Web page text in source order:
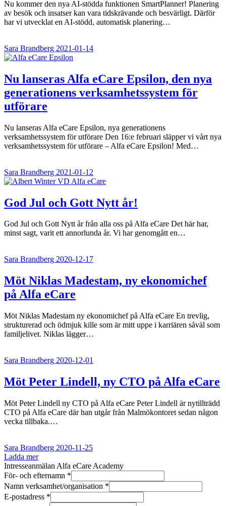
Nu kommer den nya AI-stödda funktionen SmartPlanner! Planering
av besök och insatser kan vara tidskrävande och besvärligt. Därför
har vi utvecklat en AI-stödd, automatisk planering…
Sara Brandberg 2021-01-14
Nu lanseras Alfa eCare Epsilon, den nya
generationens verksamhetssystem för
utförare
Nu lanseras Alfa eCare Epsilon, nya generationens
verksamhetssystem för utförare Den 16:e februari släpper vi vårt nya
verksamhetssystem för utförare – Alfa eCare Epsilon! Med…
Sara Brandberg 2021-01-12
God Jul och Gott Nytt år!
God Jul och Gott Nytt år från alla oss på Alfa eCare Det här har,
minst sagt, varit ett annorlunda år. Vi har genomgått en…
Sara Brandberg 2020-12-17
Möt Niklas Madestam, ny ekonomichef
på Alfa eCare
Möt Niklas Madestam ny ekonomichef på Alfa eCare En trevlig,
strukturerad och ödmjuk kille som är mitt uppe i karriären såväl som
familjelivet. Niklas lägger…
Sara Brandberg 2020-12-01
Möt Peter Lindell, ny CTO på Alfa eCare
Möt Peter Lindell ny CTO på Alfa eCare Peter Lindell är nytillträdd
CTO på Alfa eCare där han utgår från Malmökontoret sedan någon
vecka tillbaka.…
Sara Brandberg 2020-11-25
Ladda mer
Intresseanmälan Alfa eCare Academy
För- och efternamn *
Namn verksamhet/organisation *
E-postadress *